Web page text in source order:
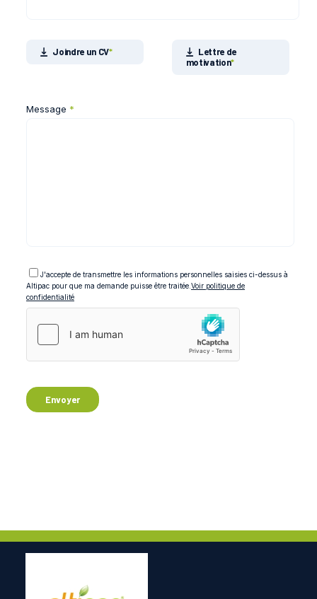
Joindre un CV*
Lettre de
motivation*
Message *
J'accepte de transmettre les informations personnelles saisies ci-dessus à
Altipac pour que ma demande puisse être traitée. Voir politique de
confidentialité